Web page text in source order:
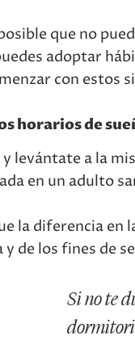
que no
adoptar
con estos
horarios de
levántate a la
en un adulto
la diferencia en
y de los fines de
Si no te